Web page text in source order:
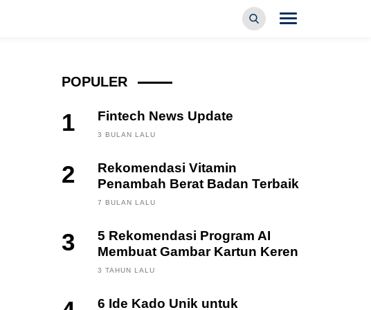
POPULER
1 Fintech News Update
3 BULAN LALU
2
Rekomendasi Vitamin
Penambah Berat Badan Terbaik
7 BULAN LALU
3
5 Rekomendasi Program AI
Membuat Gambar Kartun Keren
3 TAHUN LALU
6 Ide Kado Unik untuk